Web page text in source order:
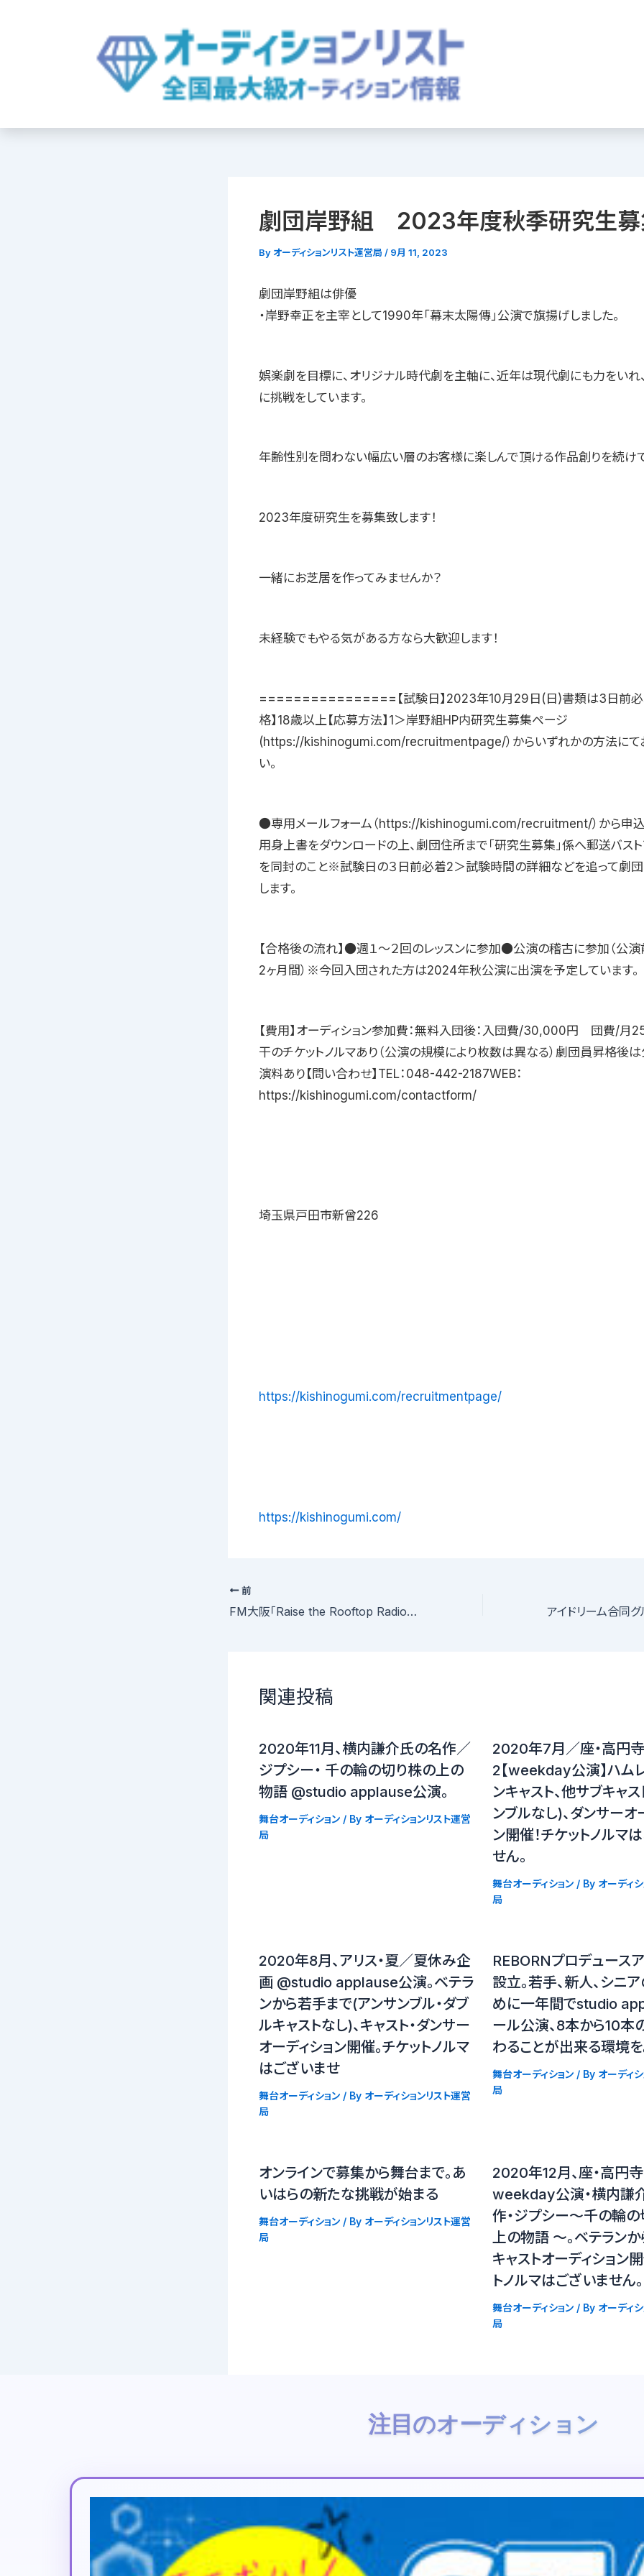
劇団岸野組 2023年度秋季研究生
By オーディションリスト運営局 / 9月 11, 2023
劇団岸野組は俳優
・岸野幸正を主宰として1990年「幕末太陽傳」公演で旗揚げしました。
娯楽劇を目標に、オリジナル時代劇を主軸に、近年は現代劇にも力をいれ
に挑戦をしています。
年齢性別を問わない幅広い層のお客様に楽しんで頂ける作品創りを続けて
2023年度研究生を募集致します！
一緒にお芝居を作ってみませんか？
未経験でもやる気がある方なら大歓迎します！
================【試験日】2023年10月29日(日)書類は3日前必
格】18歳以上【応募方法】1＞岸野組HP内研究生募集ページ
(https://kishinogumi.com/recruitmentpage/）からいずれかの方法にて
い。
●専用メールフォーム（https://kishinogumi.com/recruitment/）から申
用身上書をダウンロードの上、劇団住所まで「研究生募集」係へ郵送バス
を同封のこと※試験日の３日前必着2＞試験時間の詳細などを追って劇
します。
【合格後の流れ】●週１〜２回のレッスンに参加●公演の稽古に参加（公
2ヶ月間）※今回入団された方は2024年秋公演に出演を予定しています。
【費用】オーディション参加費：無料入団後：入団費/30,000円 団費/月
干のチケットノルマあり（公演の規模により枚数は異なる）劇団員昇格後
演料あり【問い合わせ】TEL：048-442-2187WEB：
https://kishinogumi.com/contactform/
埼玉県戸田市新曾226
https://kishinogumi.com/recruitmentpage/
https://kishinogumi.com/
前
FM大阪「Raise the Rooftop Radio」〜マンスリーDJ出演権争奪〜（アイドル編）
関連投稿
2020年11月、横内謙介氏の名作／
ジプシー・ 千の輪の切り株の上の
物語 @studio applause公演。
舞台オーディション/ By オーディションリスト運営
局
2020年7月／座・高円寺
2【weekday公演】ハムレ
ンキャスト、他サブキャ
ンブルなし)、ダンサーオ
ン開催！チケットノルマ
せん。
舞台オーディション/ By オーディ
局
2020年8月、アリス・夏／夏休み企
画 @studio applause公演。ベテラ
ンから若手まで(アンサンブル・ダブ
ルキャストなし)、キャスト・ダンサー
オーディション開催。チケットノルマ
はございませ
舞台オーディション/ By オーディションリスト運営
局
REBORNプロデュース
設立。若手、新人、シニ
めに一年間でstudio
ール公演、8本から10本
わることが出来る環境を
舞台オーディション/ By オーディ
局
オンラインで募集から舞台まで。あ
いはらの新たな挑戦が始まる
舞台オーディション/ By オーディションリスト運営
局
2020年12月、座・高円
weekday公演・横内謙
作・ジプシー〜千の輪
上の物語 〜。ベテラン
キャストオーディション
トノルマはございません。
舞台オーディション/ By オーディ
局
注目のオーディション